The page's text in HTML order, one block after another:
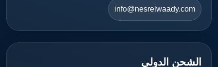
info@nesrelwaady.com
الشحن الدولي